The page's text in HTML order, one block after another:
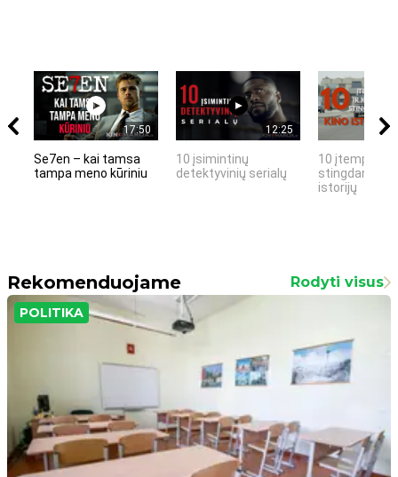
17:50
Se7en – kai tamsa
tampa meno kūriniu
12:25
10 įsimintinų
detektyvinių serialų
10 įtemptų,
stingdančių
istorijų
Rekomenduojame Rodyti visus
POLITIKA